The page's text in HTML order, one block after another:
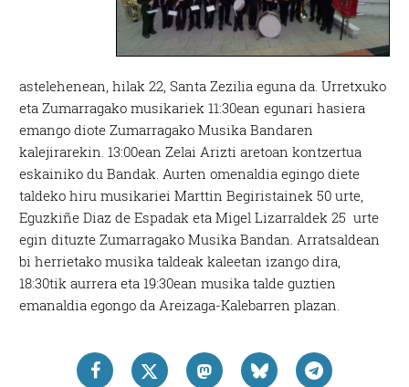
astelehenean, hilak 22, Santa Zezilia eguna da. Urretxuko
eta Zumarragako musikariek 11:30ean egunari hasiera
emango diote Zumarragako Musika Bandaren
kalejirarekin. 13:00ean Zelai Arizti aretoan kontzertua
eskainiko du Bandak. Aurten omenaldia egingo diete
taldeko hiru musikariei Marttin Begiristainek 50 urte,
Eguzkiñe Diaz de Espadak eta Migel Lizarraldek 25 urte
egin dituzte Zumarragako Musika Bandan. Arratsaldean
bi herrietako musika taldeak kaleetan izango dira,
18:30tik aurrera eta 19:30ean musika talde guztien
emanaldia egongo da Areizaga-Kalebarren plazan.